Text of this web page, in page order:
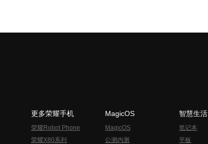
更多荣耀手机
荣耀Robot Phone
荣耀X80系列
MagicOS
MagicOS
公测内测
智慧生活
笔记本
平板